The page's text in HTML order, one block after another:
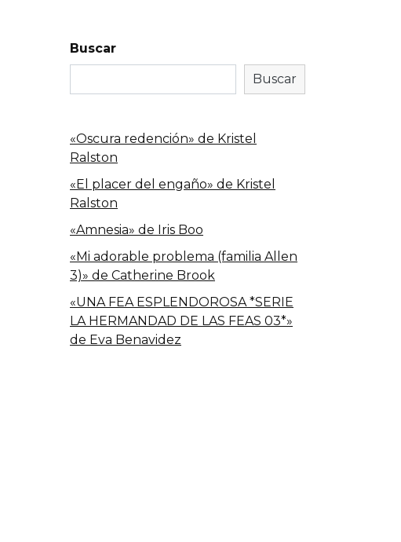
Buscar
Buscar
«Oscura redención» de Kristel
Ralston
«El placer del engaño» de Kristel
Ralston
«Amnesia» de Iris Boo
«Mi adorable problema (familia Allen
3)» de Catherine Brook
«UNA FEA ESPLENDOROSA *SERIE
LA HERMANDAD DE LAS FEAS 03*»
de Eva Benavidez